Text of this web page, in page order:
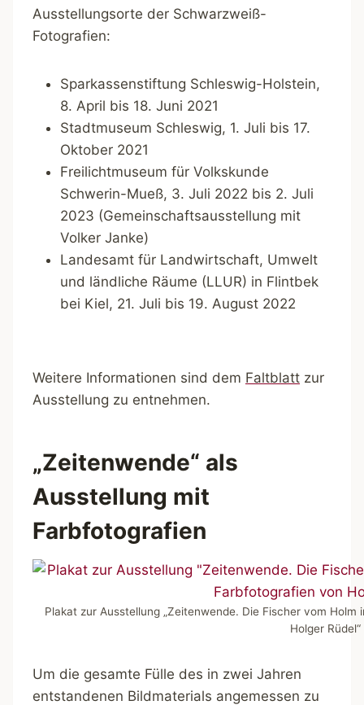
Ausstellungsorte der Schwarzweiß-
Fotografien:
Sparkassenstiftung Schleswig-Holstein,
8. April bis 18. Juni 2021
Stadtmuseum Schleswig, 1. Juli bis 17.
Oktober 2021
Freilichtmuseum für Volkskunde
Schwerin-Mueß, 3. Juli 2022 bis 2. Juli
2023 (Gemeinschaftsausstellung mit
Volker Janke)
Landesamt für Landwirtschaft, Umwelt
und ländliche Räume (LLUR) in Flintbek
bei Kiel, 21. Juli bis 19. August 2022
Weitere Informationen sind dem Faltblatt zur
Ausstellung zu entnehmen.
„Zeitenwende“ als
Ausstellung mit
Farbfotografien
Plakat zur Ausstellung „Zeitenwende. Die Fischer vom
Holger Rüdel“
Um die gesamte Fülle des in zwei Jahren
entstandenen Bildmaterials angemessen zu